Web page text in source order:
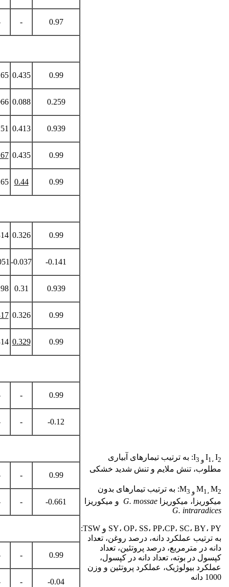
- 0.97
0.435 0.99
0.088 0.259
0.413 0.939
0.435 0.99
0.44 0.99
0.326 0.99
-0.037 -0.141
0.31 0.939
0.326 0.99
0.329 0.99
- 0.99
- -0.12
- 0.99
- -0.661
- 0.99
- -0.04
I1، I2 و I3 : به ترتیب تیمارهای آبیاری
مطلوب، تنش ملایم و تنش شدید خشکی
M1، M2 و M3
: به ترتیب تیمارهای بدون
میکوریزا، میکوریزا G. mossae و میکوریزا
G. intraradices
SY، OP، SS، PP،CP، SC، BY، PY و TSW:
به ترتیب عملکرد دانه، درصد روغن، تعداد
دانه در مترمربع، درصد پروتئین، تعداد
کپسول در بوته، تعداد دانه در کپسول،
عملکرد بیولوژیک، عملکرد پروتئین و وزن
1000 دانه